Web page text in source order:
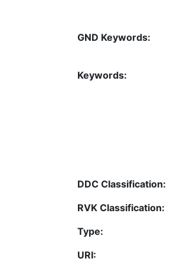
GND Keywords:
Keywords:
DDC Classification:
RVK Classification:
Type:
URI: